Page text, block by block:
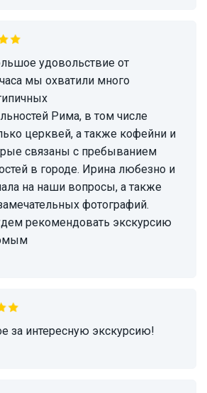
мы охватили много
Рима, в том числе
церквей, а также кофейни и
связаны с пребыванием
в городе. Ирина любезно и
на наши вопросы, а также
фотографий.
рекомендовать экскурсию
за интересную экскурсию!